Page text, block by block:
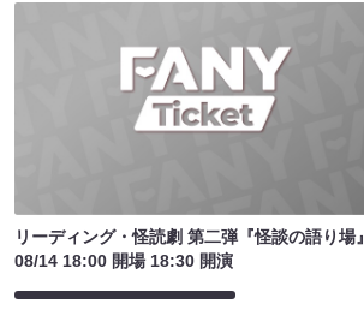
リーディング・怪読劇 第二弾『怪談の語り場』
08/14 18:00 開場 18:30 開演